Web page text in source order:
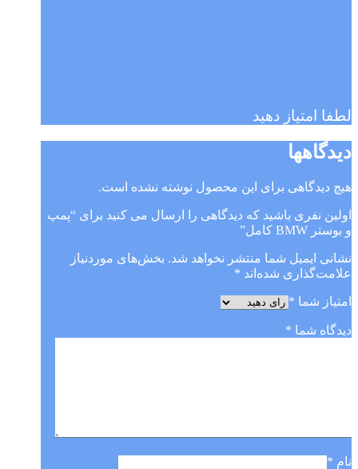
لطفا امتیاز دهید
دیدگاهها
هیچ دیدگاهی برای این محصول نوشته نشده است.
اولین نفری باشید که دیدگاهی را ارسال می کنید برای “پمپ
و بوستر BMW کامل”
نشانی ایمیل شما منتشر نخواهد شد. بخش‌های موردنیاز
علامت‌گذاری شده‌اند *
امتیاز شما *
دیدگاه شما *
نام *